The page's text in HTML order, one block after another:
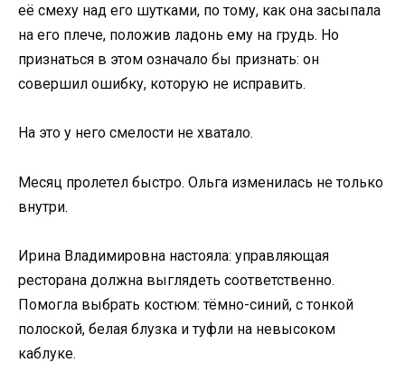
её смеху над его шутками, по тому, как она засыпала
на его плече, положив ладонь ему на грудь. Но
признаться в этом означало бы признать: он
совершил ошибку, которую не исправить.
На это у него смелости не хватало.
Месяц пролетел быстро. Ольга изменилась не только
внутри.
Ирина Владимировна настояла: управляющая
ресторана должна выглядеть соответственно.
Помогла выбрать костюм: тёмно-синий, с тонкой
полоской, белая блузка и туфли на невысоком
каблуке.